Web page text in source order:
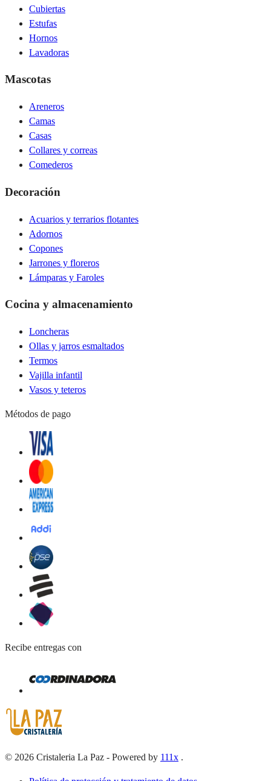
Cubiertas
Estufas
Hornos
Lavadoras
Mascotas
Areneros
Camas
Casas
Collares y correas
Comederos
Decoración
Acuarios y terrarios flotantes
Adornos
Copones
Jarrones y floreros
Lámparas y Faroles
Cocina y almacenamiento
Loncheras
Ollas y jarros esmaltados
Termos
Vajilla infantil
Vasos y teteros
Métodos de pago
Recibe entregas con
© 2026 Cristaleria La Paz - Powered by 111x .